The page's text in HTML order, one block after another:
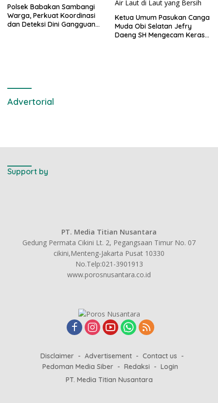
Polsek Babakan Sambangi
Warga, Perkuat Koordinasi
dan Deteksi Dini Gangguan
Ketua Umum Pasukan Canga
Muda Obi Selatan Jefry
Daeng SH Mengecam Keras
Advertorial
Support by
PT. Media Titian Nusantara
Gedung Permata Cikini Lt. 2, Pegangsaan Timur No. 07
cikini,Menteng-Jakarta Pusat 10330
No.Telp:021-3901913
www.porosnusantara.co.id
Disclaimer Advertisement
Contact us
Pedoman Media Siber
Redaksi
Login
PT. Media Titian Nusantara